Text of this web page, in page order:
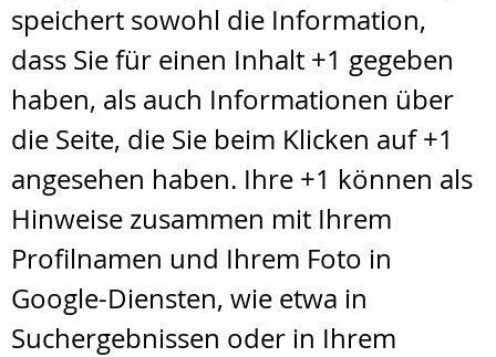
speichert sowohl die Information,
dass Sie für einen Inhalt +1 gegeben
haben, als auch Informationen über
die Seite, die Sie beim Klicken auf +1
angesehen haben. Ihre +1 können als
Hinweise zusammen mit Ihrem
Profilnamen und Ihrem Foto in
Google-Diensten, wie etwa in
Suchergebnissen oder in Ihrem